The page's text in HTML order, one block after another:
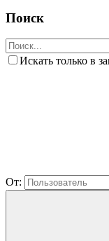
Поиск
Искать только в
От: